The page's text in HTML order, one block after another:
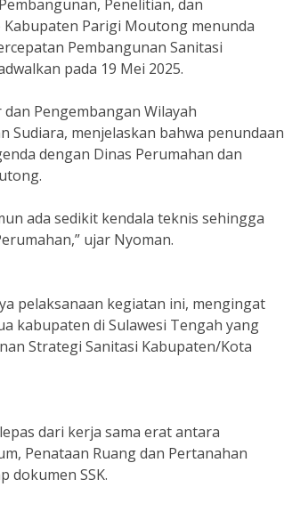
Penelitian, dan
Parigi Moutong menunda
Pembangunan Sanitasi
pada 19 Mei 2025.
Pengembangan Wilayah
menjelaskan bahwa penundaan
dengan Dinas Perumahan dan
ada sedikit kendala teknis sehingga
ujar Nyoman.
pelaksanaan kegiatan ini, mengingat
kabupaten di Sulawesi Tengah yang
Strategi Sanitasi Kabupaten/Kota
dari kerja sama erat antara
Penataan Ruang dan Pertanahan
dokumen SSK.